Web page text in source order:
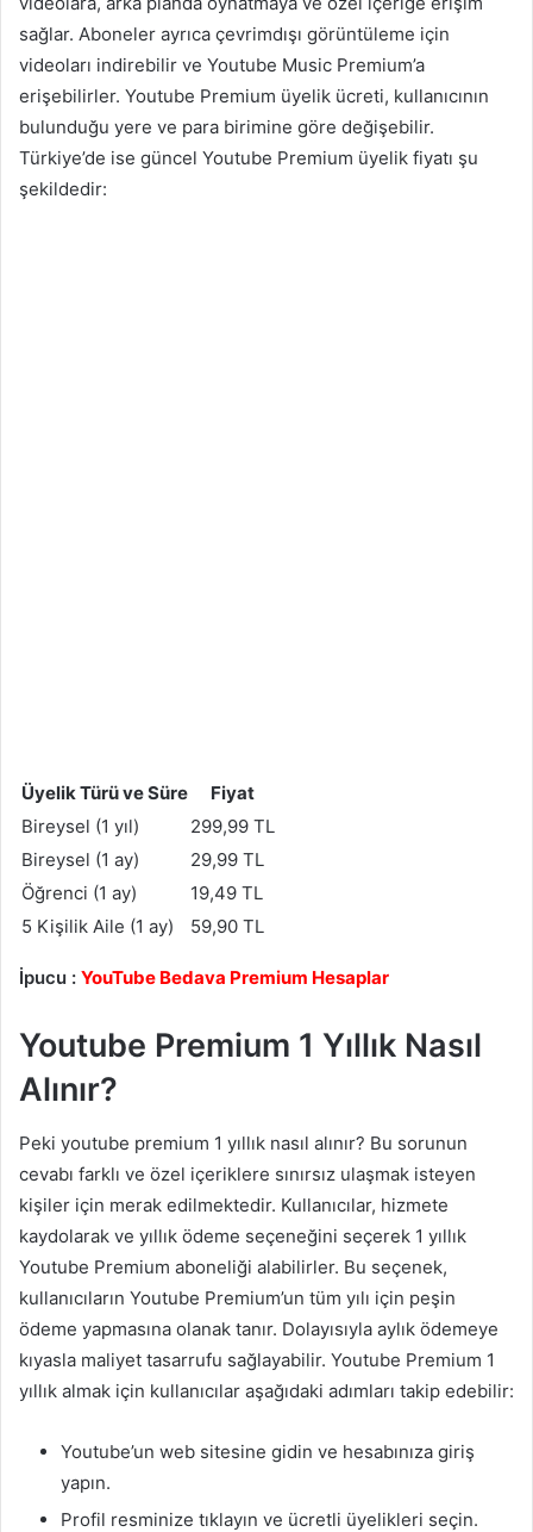
sağlar. Aboneler ayrıca çevrimdışı görüntüleme için
videoları indirebilir ve Youtube Music Premium’a
erişebilirler. Youtube Premium üyelik ücreti, kullanıcının
bulunduğu yere ve para birimine göre değişebilir.
Türkiye’de ise güncel Youtube Premium üyelik fiyatı şu
şekildedir:
Üyelik Türü ve Süre
Fiyat
Bireysel (1 yıl)
299,99 TL
Bireysel (1 ay)
29,99 TL
Öğrenci (1 ay)
19,49 TL
5 Kişilik Aile (1 ay)
59,90 TL
İpucu : YouTube Bedava Premium Hesaplar
Youtube Premium 1 Yıllık Nasıl
Alınır?
Peki youtube premium 1 yıllık nasıl alınır? Bu sorunun
cevabı farklı ve özel içeriklere sınırsız ulaşmak isteyen
kişiler için merak edilmektedir. Kullanıcılar, hizmete
kaydolarak ve yıllık ödeme seçeneğini seçerek 1 yıllık
Youtube Premium aboneliği alabilirler. Bu seçenek,
kullanıcıların Youtube Premium’un tüm yılı için peşin
ödeme yapmasına olanak tanır. Dolayısıyla aylık ödemeye
kıyasla maliyet tasarrufu sağlayabilir. Youtube Premium 1
yıllık almak için kullanıcılar aşağıdaki adımları takip edebilir:
Youtube’un web sitesine gidin ve hesabınıza giriş
yapın.
Profil resminize tıklayın ve ücretli üyelikleri seçin.